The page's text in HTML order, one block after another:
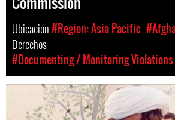
Ubicación#Region: Asia Pacific
Derechos
#Documenting / Monitoring